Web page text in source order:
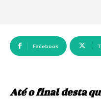
Facebook
Até o final desta